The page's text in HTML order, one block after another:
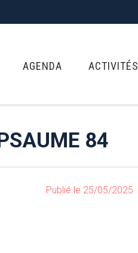
AGENDA ACTIVITÉS
84
Publié le 25/05/2025